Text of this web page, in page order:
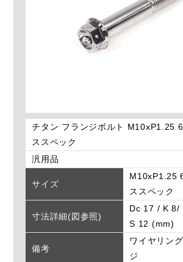
チタン フランジボルト M10xP1.25
ススペック
汎用品
サイズ
M10xP1.25
ススペック
寸法詳細(図参照)
Dc 17 / K 8/
S 12 (mm)
備考
ワイヤリン
ジ